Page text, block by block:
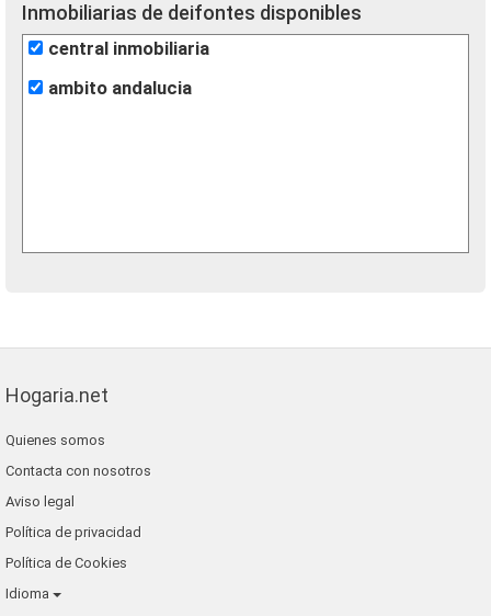
Inmobiliarias de deifontes disponibles
central inmobiliaria
ambito andalucia
Hogaria.net
Quienes somos
Contacta con nosotros
Aviso legal
Política de privacidad
Política de Cookies
Idioma